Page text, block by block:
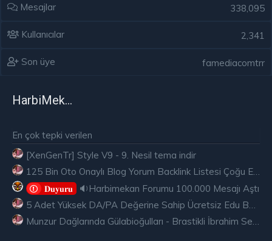
Mesajlar 338,095
Kullanıcılar 2,341
Son üye famediacomtrr
HarbiMekân
En çok tepki verilen
[XenGenTr] Style V9 - 9. Nesil tema indir
125 Bin Oto Onaylı Blog Yorum Backlink Listesi Çoğu Edu ve Gov Ücretsiz
𝐃𝐮𝐲𝐮𝐫𝐮
🔉Harbimekan Forumu 100.000 Mesajı Aştı
5 Adet Yüksek DA/PA Değerine Sahip Ücretsiz Edu Backlink
Munzur Dağlarında Gülabioğulları - Brastikli İbrahim Sevindik